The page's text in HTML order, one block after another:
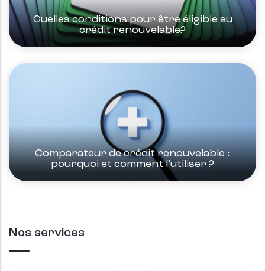
Quelles conditions pour être éligible au
crédit renouvelable?
Comparateur de crédit renouvelable :
pourquoi et comment l’utiliser ?
Nos services